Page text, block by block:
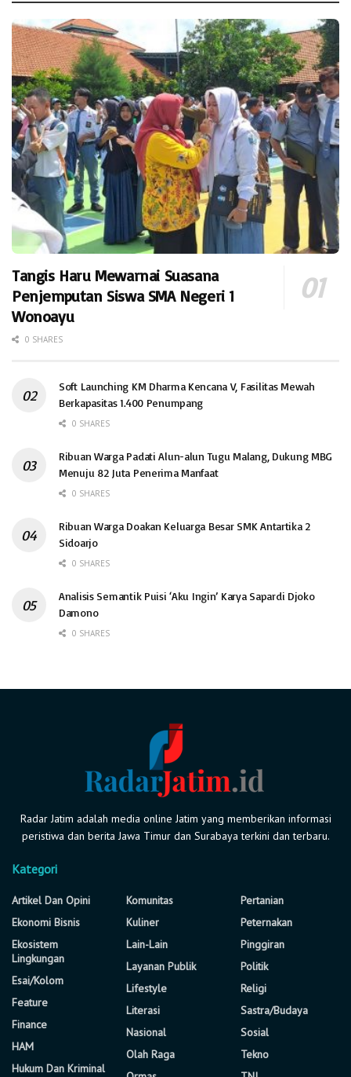
Tangis Haru Mewarnai Suasana
Penjemputan Siswa SMA Negeri 1
Wonoayu
0 SHARES
Soft Launching KM Dharma Kencana V, Fasilitas Mewah
Berkapasitas 1.400 Penumpang
0 SHARES
Ribuan Warga Padati Alun-alun Tugu Malang, Dukung MBG
Menuju 82 Juta Penerima Manfaat
0 SHARES
Ribuan Warga Doakan Keluarga Besar SMK Antartika 2
Sidoarjo
0 SHARES
Analisis Semantik Puisi ‘Aku Ingin’ Karya Sapardi Djoko
Damono
0 SHARES
Radar Jatim adalah media online Jatim yang memberikan informasi
peristiwa dan berita Jawa Timur dan Surabaya terkini dan terbaru.
Kategori
Artikel Dan Opini
Ekonomi Bisnis
Ekosistem
Lingkungan
Esai/Kolom
Feature
Finance
HAM
Hukum Dan Kriminal
Komunitas
Kuliner
Lain-Lain
Layanan Publik
Lifestyle
Literasi
Nasional
Olah Raga
Pertanian
Peternakan
Pinggiran
Politik
Religi
Sastra/Budaya
Sosial
Tekno